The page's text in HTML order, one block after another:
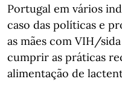
Portugal em vários
caso das políticas e
as mães com VIH/
cumprir as práticas
alimentação de